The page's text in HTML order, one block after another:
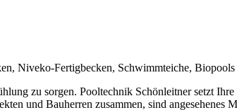
Niveko-Fertigbecken, Schwimmteiche,
zu sorgen. Pooltechnik Schönleitner setzt
und Bauherren zusammen, sind angesehenes